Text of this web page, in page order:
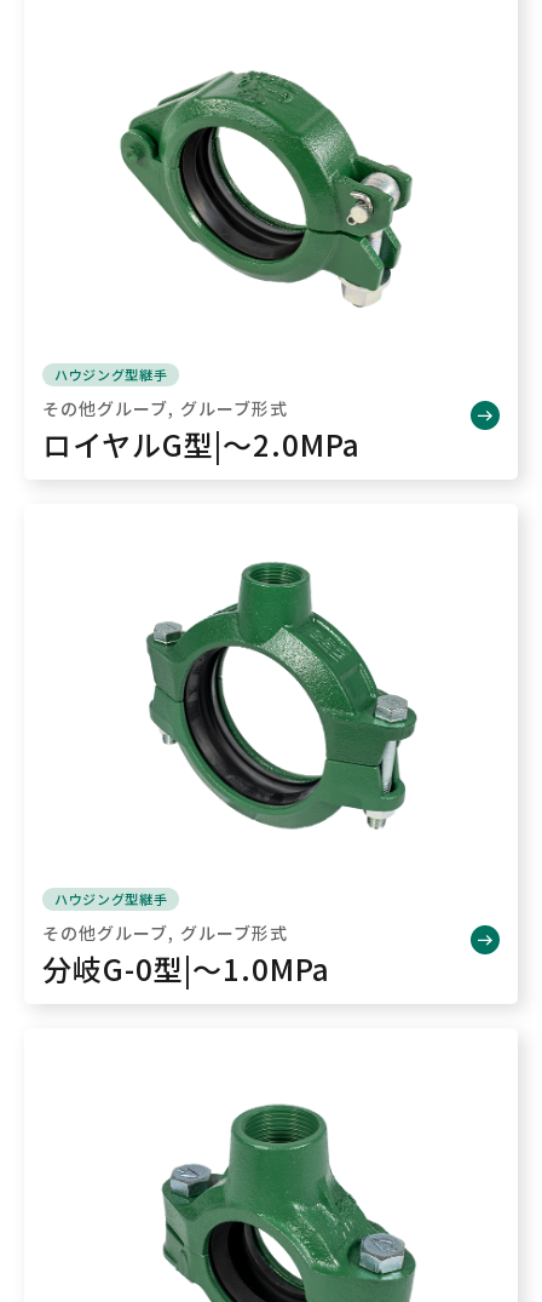
ハウジング型継手
その他グルーブ グルーブ形式
ロイヤルG型|～2.0MPa
ハウジング型継手
その他グルーブ グルーブ形式
分岐G-0型|～1.0MPa